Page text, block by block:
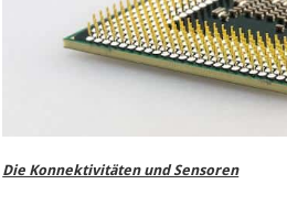
Die Konnektivitäten und Sensoren